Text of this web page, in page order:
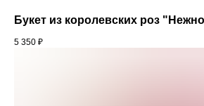
Букет из королевских роз
5 350 ₽